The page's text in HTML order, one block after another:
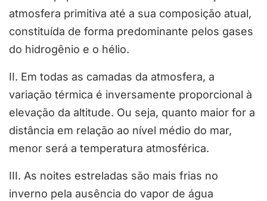
atmosfera primitiva até a sua composição atual,
constituída de forma predominante pelos gases
do hidrogênio e o hélio.
II. Em todas as camadas da atmosfera, a
variação térmica é inversamente proporcional à
elevação da altitude. Ou seja, quanto maior for a
distância em relação ao nível médio do mar,
menor será a temperatura atmosférica.
III. As noites estreladas são mais frias no
inverno pela ausência do vapor de água